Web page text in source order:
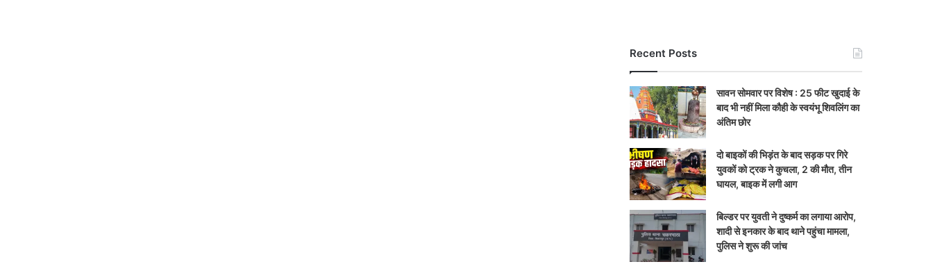
Recent Posts
सावन सोमवार पर विशेष : 25 फीट खुदाई के
बाद भी नहीं मिला कौही के स्वयंभू शिवलिंग का
अंतिम छोर
दो बाइकों की भिड़ंत के बाद सड़क पर गिरे
युवकों को ट्रक ने कुचला, 2 की मौत, तीन
घायल, बाइक में लगी आग
बिल्डर पर युवती ने दुष्कर्म का लगाया आरोप,
शादी से इनकार के बाद थाने पहुंचा मामला,
पुलिस ने शुरू की जांच